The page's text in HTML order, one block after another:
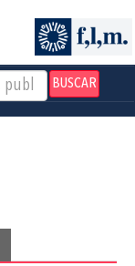
BUSCAR